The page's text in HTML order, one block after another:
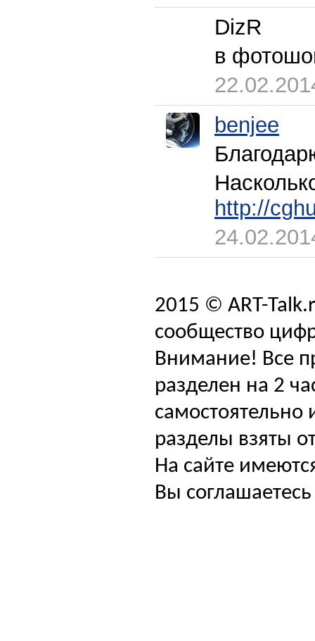
DizR
в
benjee
http://
2015 © ART-
сообщество
Внимание! Все
разделен на 2
самостоятельно
разделы взяты
На сайте
Вы